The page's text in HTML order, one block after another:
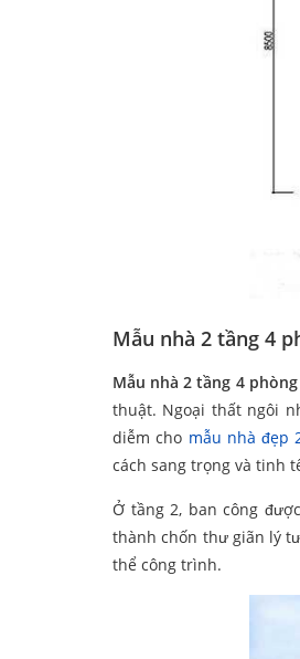
Mẫu nhà 2 tầng 4
Mẫu nhà 2 tầng 4
thuật. Ngoại thất ngôi
diễm cho mẫu nhà đẹp
cách sang trọng và tinh
Ở tầng 2, ban công
thành chốn thư giãn lý
thể công trình.